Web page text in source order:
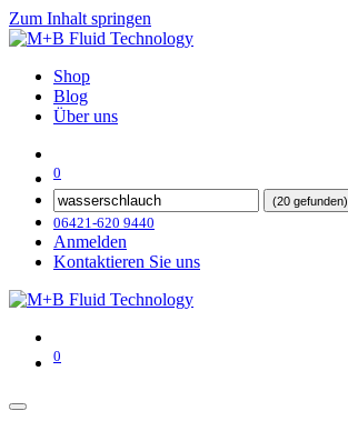
Zum Inhalt springen
Shop
Blog
Über uns
0
(20 gefunden)
06421-620 9440
Anmelden
Kontaktieren Sie uns
0